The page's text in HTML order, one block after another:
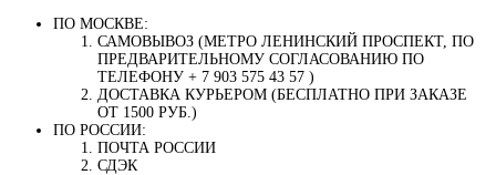
ПО МОСКВЕ:
САМОВЫВОЗ (МЕТРО ЛЕНИНСКИЙ ПРОСПЕКТ, ПО
ПРЕДВАРИТЕЛЬНОМУ СОГЛАСОВАНИЮ ПО
ТЕЛЕФОНУ + 7 903 575 43 57 )
ДОСТАВКА КУРЬЕРОМ (БЕСПЛАТНО ПРИ ЗАКАЗЕ
ОТ 1500 РУБ.)
ПО РОССИИ:
ПОЧТА РОССИИ
СДЭК